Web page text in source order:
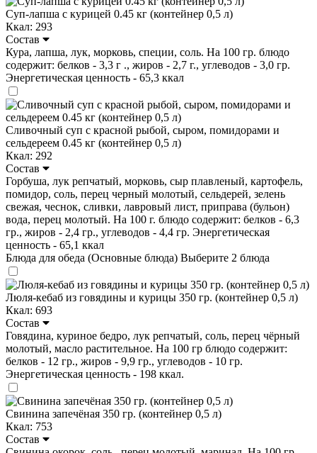
Суп-лапша с курицей 0.45 кг (контейнер 0,5 л)
Ккал: 293
Состав
Кура, лапша, лук, морковь, специи, соль. На 100 гр. блюдо
содержит: белков - 3,3 г ., жиров - 2,7 г., углеводов - 3,0 гр.
Энергетическая ценность - 65,3 ккал
Сливочный суп с красной рыбой, сыром, помидорами и
сельдереем 0.45 кг (контейнер 0,5 л)
Ккал: 292
Состав
Горбуша, лук репчатый, морковь, сыр плавленый, картофель,
помидор, соль, перец черный молотый, сельдерей, зелень
свежая, чеснок, сливки, лавровый лист, приправа (бульон)
вода, перец молотый. На 100 г. блюдо содержит: белков - 6,3
гр., жиров - 2,4 гр., углеводов - 4,4 гр. Энергетическая
ценность - 65,1 ккал
Блюда для обеда (Основные блюда) Выберите 2 блюда
Люля-кебаб из говядины и курицы 350 гр. (контейнер 0,5 л)
Ккал: 693
Состав
Говядина, куриное бедро, лук репчатый, соль, перец чёрный
молотый, масло растительное. На 100 гр блюдо содержит:
белков - 12 гр., жиров - 9,9 гр., углеводов - 10 гр.
Энергетическая ценность - 198 ккал.
Свинина запечёная 350 гр. (контейнер 0,5 л)
Ккал: 753
Состав